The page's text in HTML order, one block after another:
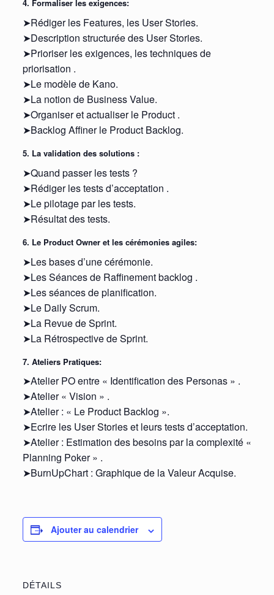
4. Formaliser les exigences:
➤Rédiger les Features, les User Stories.
➤Description structurée des User Stories.
➤Prioriser les exigences, les techniques de
priorisation .
➤Le modèle de Kano.
➤La notion de Business Value.
➤Organiser et actualiser le Product .
➤Backlog Affiner le Product Backlog.
5. La validation des solutions :
➤Quand passer les tests ?
➤Rédiger les tests d’acceptation .
➤Le pilotage par les tests.
➤Résultat des tests.
6. Le Product Owner et les cérémonies agiles:
➤Les bases d’une cérémonie.
➤Les Séances de Raffinement backlog .
➤Les séances de planification.
➤Le Daily Scrum.
➤La Revue de Sprint.
➤La Rétrospective de Sprint.
7. Ateliers Pratiques:
➤Atelier PO entre « Identification des Personas » .
➤Atelier « Vision » .
➤Atelier : « Le Product Backlog ».
➤Ecrire les User Stories et leurs tests d’acceptation.
➤Atelier : Estimation des besoins par la complexité «
Planning Poker » .
➤BurnUpChart : Graphique de la Valeur Acquise.
Ajouter au calendrier
DÉTAILS